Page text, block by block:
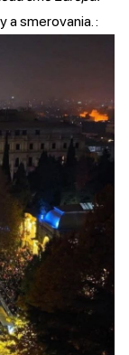
a smerovania. :